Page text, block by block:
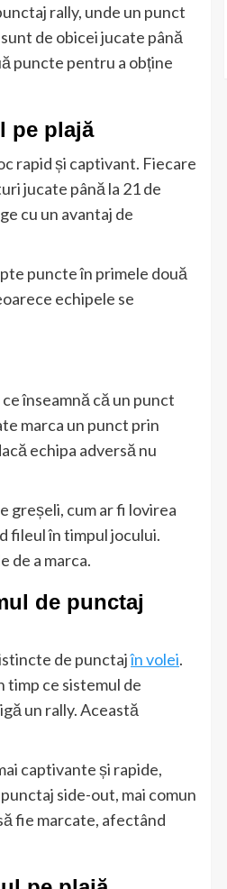
rally, unde un punct
de obicei jucate până
puncte pentru a obține
pe plajă
rapid și captivant. Fiecare
jucate până la 21 de
cu un avantaj de
puncte în primele două
echipele se
înseamnă că un punct
marca un punct prin
echipa adversă nu
greșeli, cum ar fi lovirea
fileul în timpul jocului.
de a marca.
de punctaj
de punctajîn volei.
timp ce sistemul de
un rally. Această
captivante și rapide,
side-out, mai comun
fie marcate, afectând